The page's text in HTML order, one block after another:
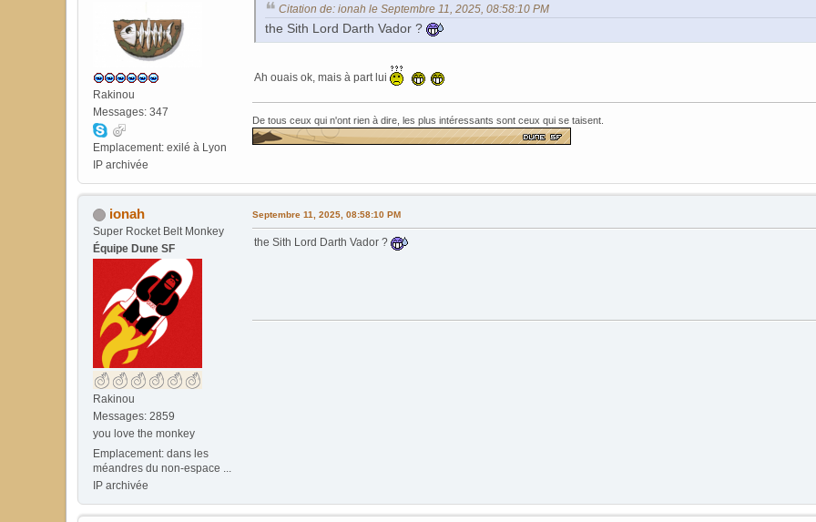
Rakinou
Messages: 347
Emplacement: exilé à Lyon
IP archivée
Citation de: ionah le Septembre 11, 2025, 08:58:10 PM
the Sith Lord Darth Vador ?
Ah ouais ok, mais à part lui
De tous ceux qui n'ont rien à dire, les plus intéressants sont ceux qui se taisent.
ionah
Super Rocket Belt Monkey
Équipe Dune SF
Rakinou
Messages: 2859
you love the monkey
Emplacement: dans les
méandres du non-espace ...
IP archivée
Septembre 11, 2025, 08:58:10 PM
the Sith Lord Darth Vador ?